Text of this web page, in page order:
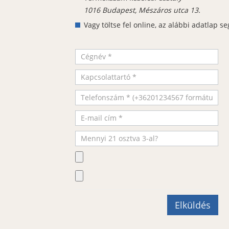
1016 Budapest, Mészáros utca 13.
Vagy töltse fel online, az alábbi adatlap